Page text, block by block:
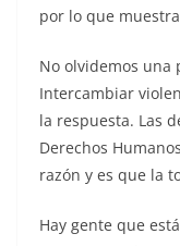
por lo que
No olvidemos una
Intercambiar
la respuesta. Las
Derechos
razón y es que la
Hay gente que